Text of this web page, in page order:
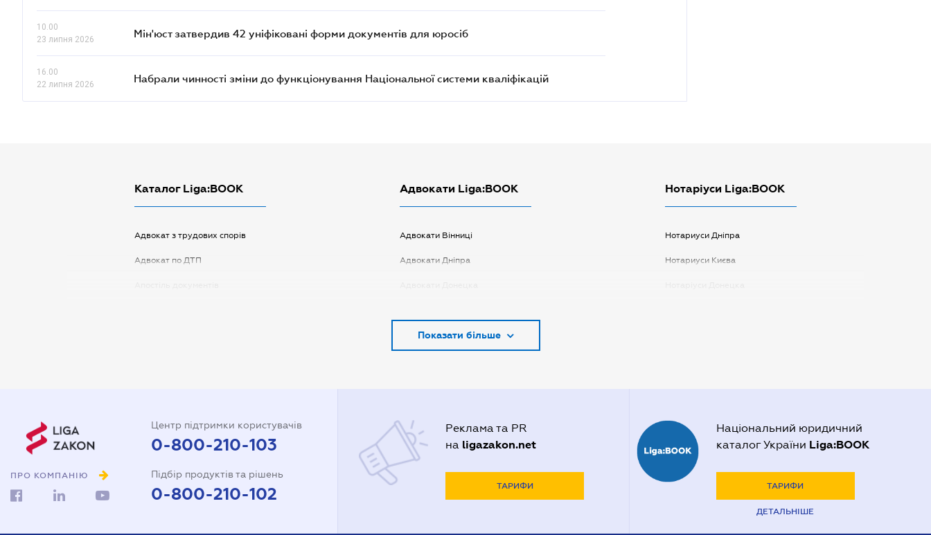
10.00
23 липня 2026
Мін'юст затвердив 42 уніфіковані форми документів для юросіб
16.00
22 липня 2026
Набрали чинності зміни до функціонування Національної системи кваліфікацій
Каталог Liga:BOOK
Адвокат з трудових спорів
Адвокат по ДТП
інтересів в суді
Довіреність на реєстрацію
Адвокати Liga:BOOK
Адвокати Вінниці
Адвокати Дніпра
Адвокати Києва
Адвокати Полтави
Адвокати Харькова
Адвокаты Кривого Рогу
Нотаріуси Liga:BOOK
Нотариуси Дніпра
Нотариуси Києва
Показати більше
ПРО КОМПАНІЮ
Центр підтримки користувачів
0-800-210-103
Підбір продуктів та рішень
0-800-210-102
Реклама та PR
на ligazakon.net
ТАРИФИ
Національний юридичний
каталог України Liga:BOOK
ТАРИФИ
ДЕТАЛЬНІШЕ